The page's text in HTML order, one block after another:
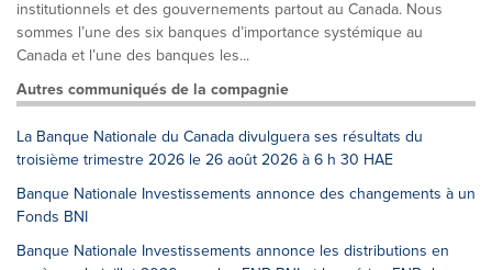
institutionnels et des gouvernements partout au Canada. Nous
sommes l’une des six banques d’importance systémique au
Canada et l’une des banques les...
Autres communiqués de la compagnie
La Banque Nationale du Canada divulguera ses résultats du
troisième trimestre 2026 le 26 août 2026 à 6 h 30 HAE
Banque Nationale Investissements annonce des changements à un
Fonds BNI
Banque Nationale Investissements annonce les distributions en